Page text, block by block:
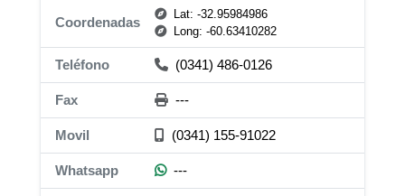
Coordenadas
Lat: -32.95984986
Long: -60.63410282
Teléfono (0341) 486-0126
Fax ---
Movil (0341) 155-91022
Whatsapp ---